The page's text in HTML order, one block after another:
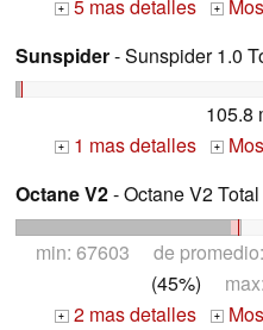
+ 5 mas detalles +
Sunspider- Sunspider 1.0
105.8
+ 1 mas detalles +
Octane V2- Octane V2
min: 67603 de
(45%)
+ 2 mas detalles +